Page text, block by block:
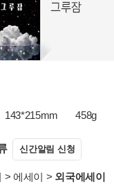
143*215mm 458g
신간알림 신청
> 에세이 > 외국에세이